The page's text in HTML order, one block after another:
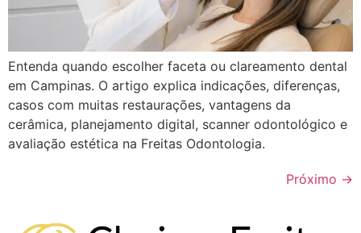
Entenda quando escolher faceta ou clareamento dental
em Campinas. O artigo explica indicações, diferenças,
casos com muitas restaurações, vantagens da
cerâmica, planejamento digital, scanner odontológico e
avaliação estética na Freitas Odontologia.
Próximo →